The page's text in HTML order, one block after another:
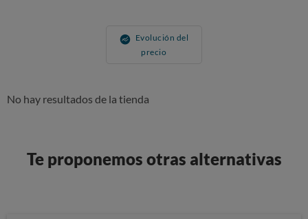
Evolución del
precio
No hay resultados de la tienda
Te proponemos otras alternativas